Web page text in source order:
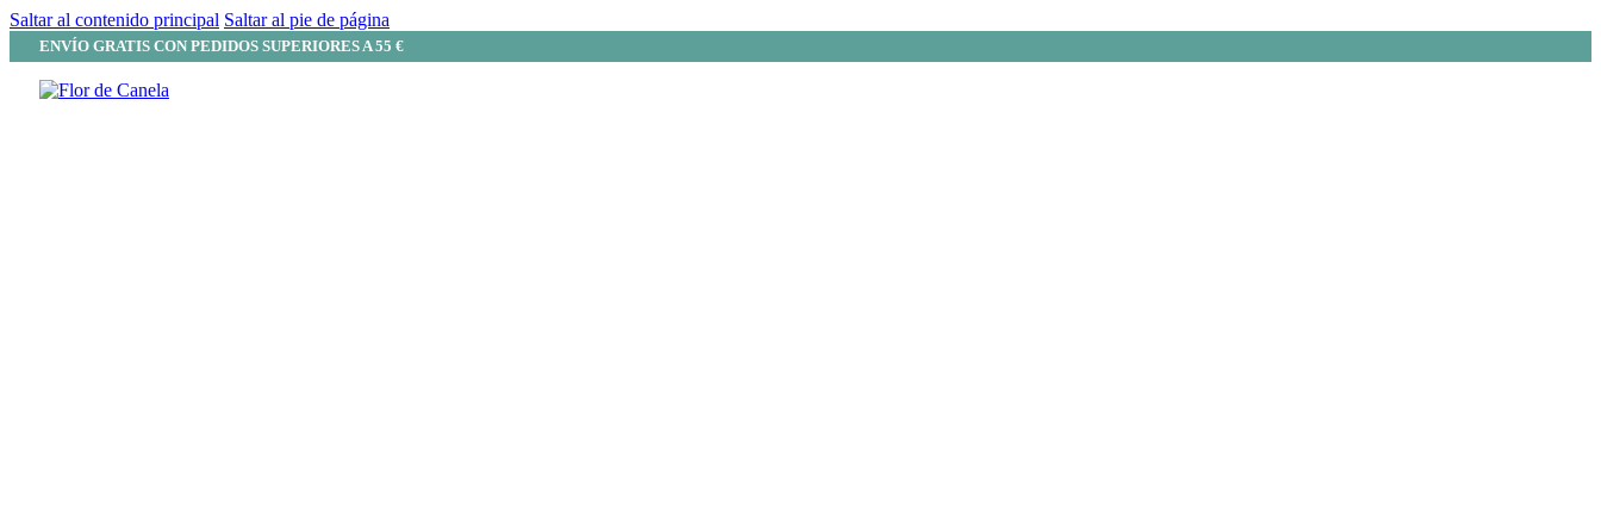
Saltar al contenido principal Saltar al pie de página
ENVÍO GRATIS CON PEDIDOS SUPERIORES A 55 €